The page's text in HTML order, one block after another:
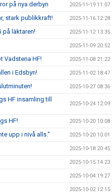
på nya derbyn 2025-11-19 11:07
stark publikkraft! 2025-11-16 12:28
på läktaren! 2025-11-12 13:35
2025-11-09 20:52
Vadstena HF! 2025-11-08 21:22
i Edsbyn! 2025-11-02 18:47
2025-10-27 08:36
HF insamling till
2025-10-24 12:09
HF! 2025-10-20 10:08
upp i nivå alls." 2025-10-20 10:01
2025-10-18 20:45
2025-10-15 14:23
2025-10-04 19:27
2025-10-02 12:15